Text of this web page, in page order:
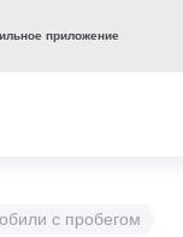
с пробегом
приложение